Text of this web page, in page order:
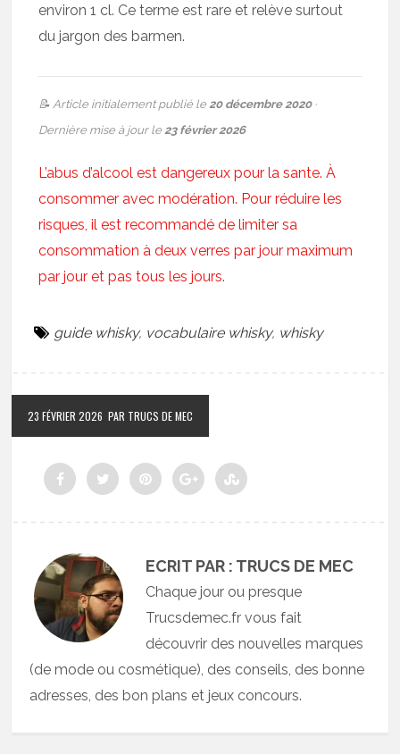
environ 1 cl. Ce terme est rare et relève surtout
du jargon des barmen.
📝 Article initialement publié le 20 décembre 2020·
Dernière mise à jour le 23 février 2026
L’abus d’alcool est dangereux pour la sante. À
consommer avec modération. Pour réduire les
risques, il est recommandé de limiter sa
consommation à deux verres par jour maximum
par jour et pas tous les jours.
guide whisky, vocabulaire whisky, whisky
23 FÉVRIER 2026 PAR TRUCS DE MEC
ECRIT PAR : TRUCS DE MEC
Chaque jour ou presque
Trucsdemec.fr vous fait
découvrir des nouvelles marques
(de mode ou cosmétique), des conseils, des bonne
adresses, des bon plans et jeux concours.